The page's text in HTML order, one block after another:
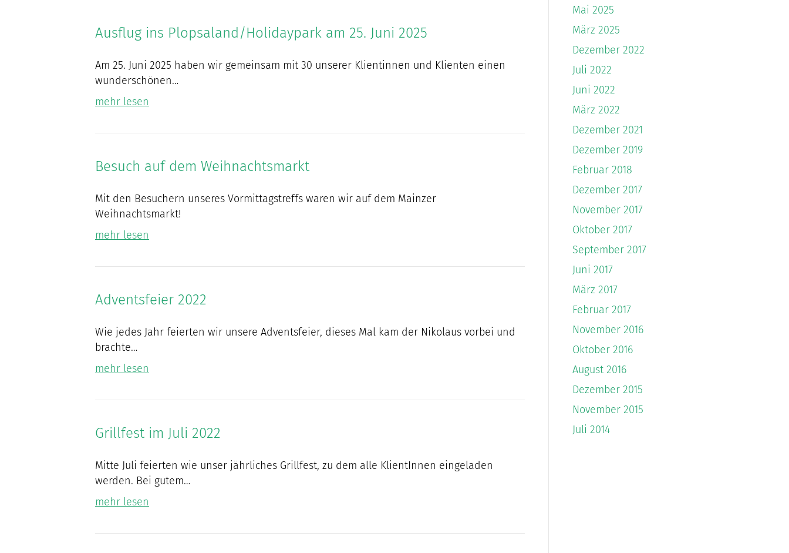
Ausflug ins Plopsaland/Holidaypark am 25. Juni 2025
Am 25. Juni 2025 haben wir gemeinsam mit 30 unserer Klientinnen und Klienten einen
wunderschönen…
mehr lesen
Besuch auf dem Weihnachtsmarkt
Mit den Besuchern unseres Vormittagstreffs waren wir auf dem Mainzer
Weihnachtsmarkt!
mehr lesen
Adventsfeier 2022
Wie jedes Jahr feierten wir unsere Adventsfeier, dieses Mal kam der Nikolaus vorbei und
brachte…
mehr lesen
Grillfest im Juli 2022
Mitte Juli feierten wie unser jährliches Grillfest, zu dem alle KlientInnen eingeladen
werden. Bei gutem…
mehr lesen
Mai 2025
März 2025
Dezember 2022
Juli 2022
Juni 2022
März 2022
Dezember 2021
Dezember 2019
Februar 2018
Dezember 2017
November 2017
Oktober 2017
September 2017
Juni 2017
März 2017
Februar 2017
November 2016
Oktober 2016
August 2016
Dezember 2015
November 2015
Juli 2014